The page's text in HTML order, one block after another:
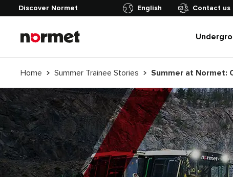
Discover Normet English Contact us
Home Summer Trainee Stories Summer at Normet: